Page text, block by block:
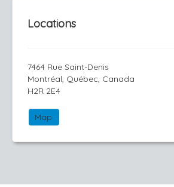
Locations
7464 Rue Saint-Denis
Montréal, Québec, Canada
H2R 2E4
Map